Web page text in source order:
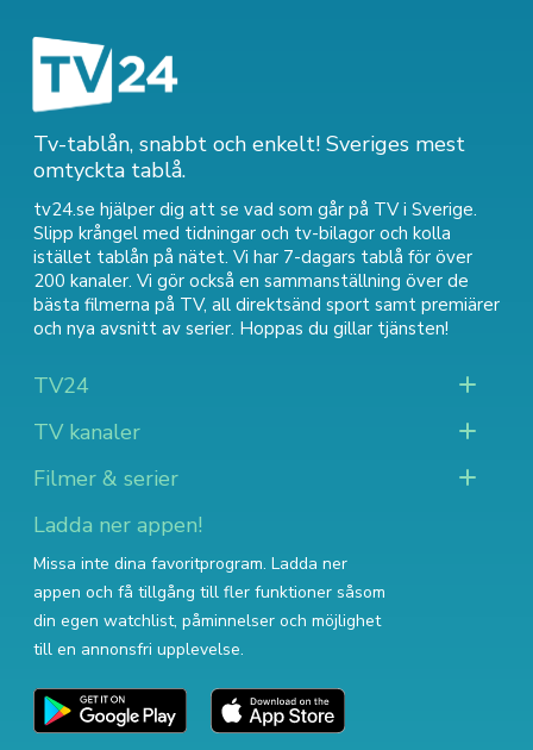
Tv-tablån, snabbt och enkelt! Sveriges mest
omtyckta tablå.
tv24.se hjälper dig att se vad som går på TV i Sverige.
Slipp krångel med tidningar och tv-bilagor och kolla
istället tablån på nätet. Vi har 7-dagars tablå för över
200 kanaler. Vi gör också en sammanställning över de
bästa filmerna på TV, all direktsänd sport samt premiärer
och nya avsnitt av serier. Hoppas du gillar tjänsten!
TV24
TV kanaler
Filmer & serier
Ladda ner appen!
Missa inte dina favoritprogram. Ladda ner
appen och få tillgång till fler funktioner såsom
din egen watchlist, påminnelser och möjlighet
till en annonsfri upplevelse.